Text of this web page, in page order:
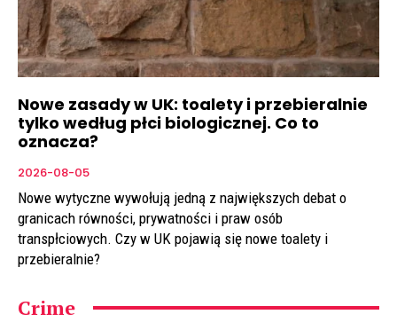
Nowe zasady w UK: toalety i przebieralnie
tylko według płci biologicznej. Co to
oznacza?
2026-08-05
Nowe wytyczne wywołują jedną z największych debat o
granicach równości, prywatności i praw osób
transpłciowych. Czy w UK pojawią się nowe toalety i
przebieralnie?
Crime